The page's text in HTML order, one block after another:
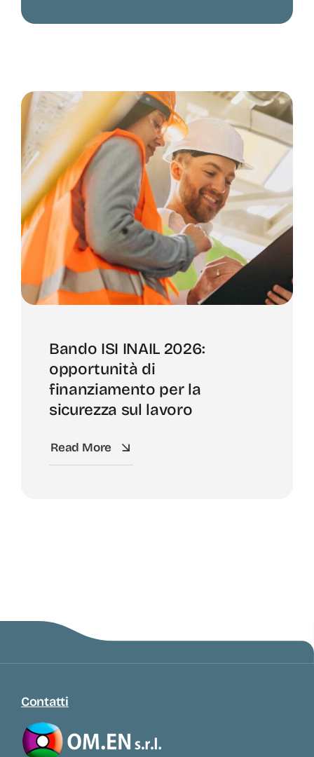
Bando ISI INAIL 2026:
opportunità di
finanziamento per la
sicurezza sul lavoro
Read More
Contatti